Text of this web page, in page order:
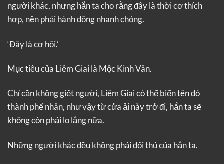
người khác, nhưng hắn ta cho rằng đây là thời cơ thích
hợp, nên phải hành động nhanh chóng.
‘Đây là cơ hội.’
Mục tiêu của Liêm Giai là Mộc Kinh Vân.
Chỉ cần không giết người, Liêm Giai có thể biến tên đó
thành phế nhân, như vậy từ cửa ải này trở đi, hắn ta sẽ
không còn phải lo lắng nữa.
Những người khác đều không phải đối thủ của hắn ta.